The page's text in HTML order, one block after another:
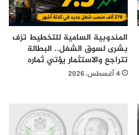
المندوبية السامية للتخطيط تزف
بشرى لسوق الشغل.. البطالة
تتراجع والاستثمار يؤتي ثماره
4 أغسطس، 2026